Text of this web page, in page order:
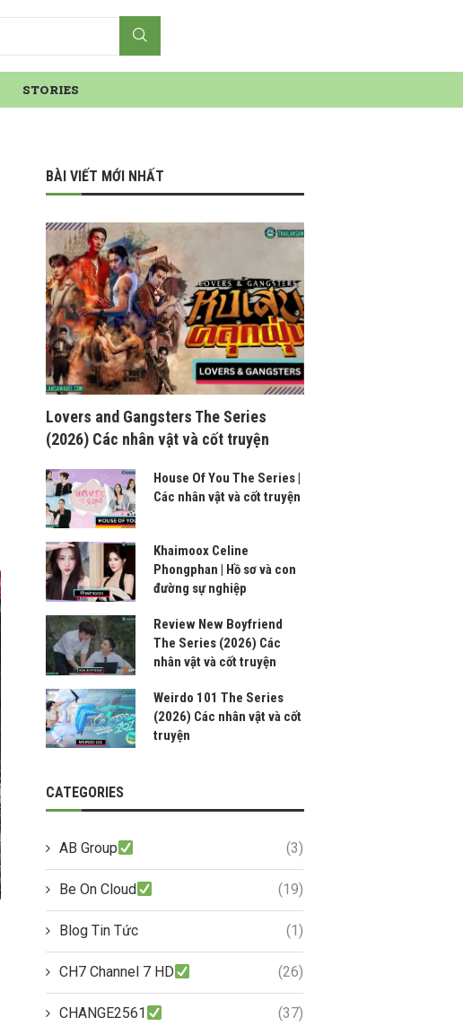
STORIES
BÀI VIẾT MỚI NHẤT
Lovers and Gangsters The Series
(2026) Các nhân vật và cốt truyện
House Of You The Series |
Các nhân vật và cốt truyện
Khaimoox Celine
Phongphan | Hồ sơ và con
đường sự nghiệp
Review New Boyfriend
The Series (2026) Các
nhân vật và cốt truyện
Weirdo 101 The Series
(2026) Các nhân vật và cốt
truyện
CATEGORIES
AB Group (3)
Be On Cloud (19)
Blog Tin Tức (1)
CH7 Channel 7 HD (26)
CHANGE2561 (37)